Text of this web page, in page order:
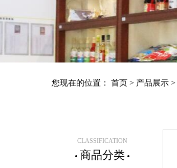
您现在的位置： 首页 > 产品展示 >
CLASSIFICATION
商品分类